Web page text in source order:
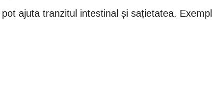
ajuta tranzitul intestinal și sațietatea.